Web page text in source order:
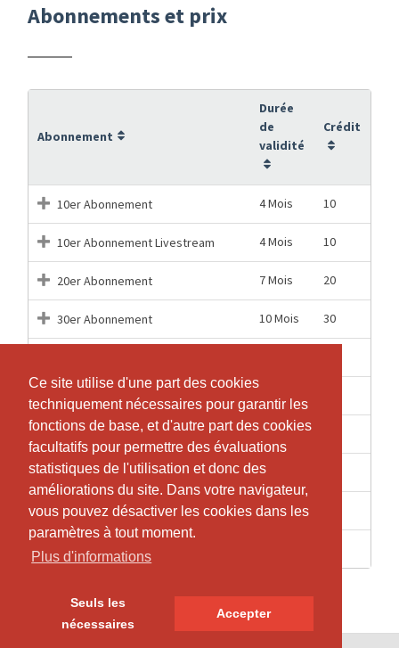
Ce site utilise d'une part des cookies
techniquement nécessaires pour garantir les
fonctions de base, et d'autre part des cookies
facultatifs pour permettre des évaluations
statistiques de l'utilisation et donc des
améliorations du site. Dans votre navigateur,
vous pouvez désactiver les cookies dans les
paramètres à tout moment.
Plus d'informations
Seuls les
nécessaires
Accepter
Ce site utilise d'une part des cookies
techniquement nécessaires pour garantir les
fonctions de base, et d'autre part des cookies
facultatifs pour permettre des évaluations
statistiques de l'utilisation et donc des
améliorations du site. Dans votre navigateur,
vous pouvez désactiver les cookies dans les
paramètres à tout moment.
Plus d'informations
Seuls les
nécessaires
Accepter
Abonnements et prix
Abonnement
Durée
de
validité
Crédit
10er Abonnement 4 Mois 10
10er Abonnement Livestream 4 Mois 10
20er Abonnement 7 Mois 20
30er Abonnement 10 Mois 30
5er Abonnement Livestream 2 Mois
60er Abonnement 12 Mois
Einzellektion 1 Jours
Einzellektion Livestream 1 Jours
Wochenlektion als Video